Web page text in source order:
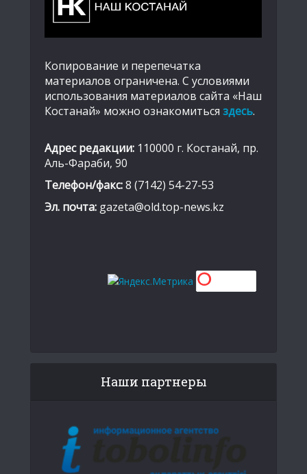
Копирование и перепечатка
материалов ограничена. С условиями
использования материалов сайта «Наш
Костанай» можно ознакомиться здесь.
Адрес редакции: 110000 г. Костанай, пр.
Аль-Фараби, 90
Телефон/факс:8 (7142) 54-27-53
Эл. почта: gazeta@old.top-news.kz
Наши партнеры